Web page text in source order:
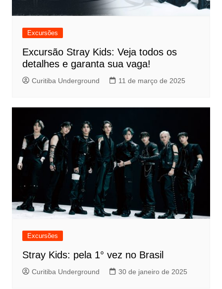
Excursões
Excursão Stray Kids: Veja todos os
detalhes e garanta sua vaga!
Curitiba Underground 11 de março de 2025
Excursões
Stray Kids: pela 1° vez no Brasil
Curitiba Underground 30 de janeiro de 2025